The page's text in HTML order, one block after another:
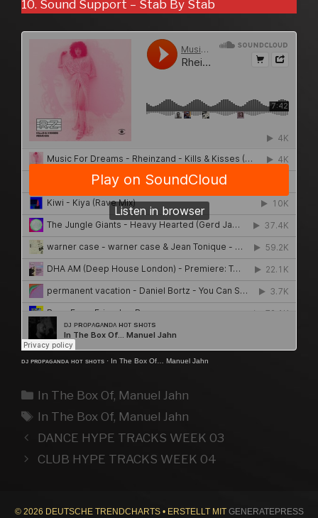
10. Sound Support – Stab By Stab
ᴅᴊ ᴘʀᴏᴘᴀɢᴀɴᴅᴀ ʜᴏᴛ sʜᴏᴛs · In The Box Of… Manuel Jahn
Kategorien
In The Box Of, Manuel Jahn
Schlagwörter
In The Box Of, Manuel Jahn
DANCE HYPE TRACKS WEEK 03
CLUB HYPE TRACKS WEEK 04
© 2026 DEUTSCHE TRENDCHARTS• ERSTELLT MIT GENERATEPRESS